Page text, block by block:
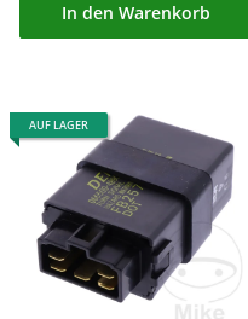
In den Warenkorb
AUF LAGER